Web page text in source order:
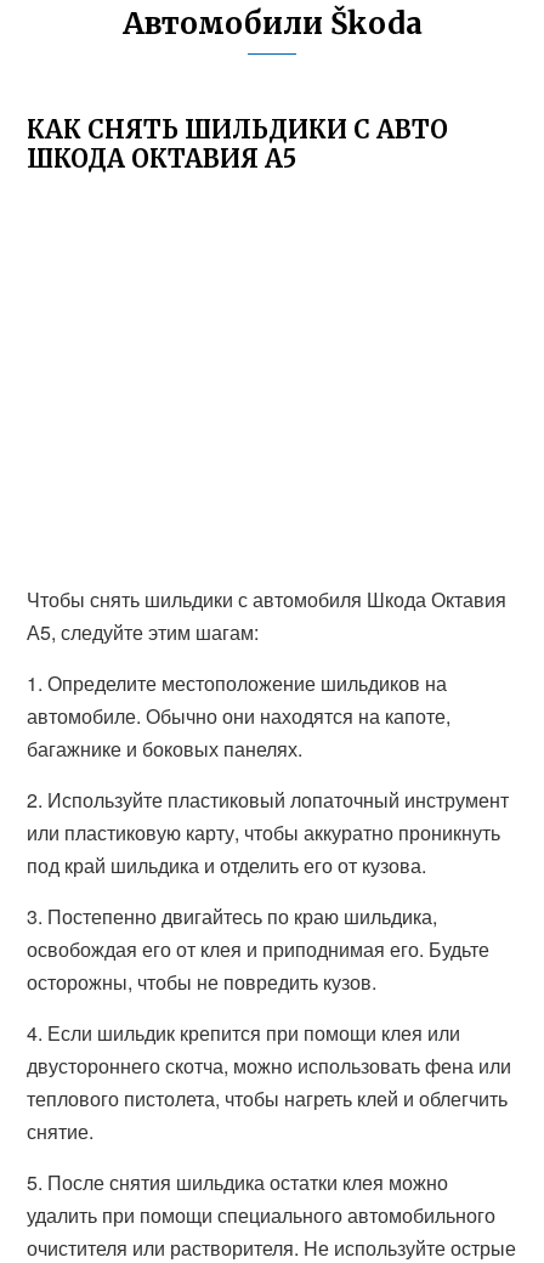
Автомобили Škoda
КАК СНЯТЬ ШИЛЬДИКИ С АВТО
ШКОДА ОКТАВИЯ А5
Чтобы снять шильдики с автомобиля Шкода Октавия
А5, следуйте этим шагам:
1. Определите местоположение шильдиков на
автомобиле. Обычно они находятся на капоте,
багажнике и боковых панелях.
2. Используйте пластиковый лопаточный инструмент
или пластиковую карту, чтобы аккуратно проникнуть
под край шильдика и отделить его от кузова.
3. Постепенно двигайтесь по краю шильдика,
освобождая его от клея и приподнимая его. Будьте
осторожны, чтобы не повредить кузов.
4. Если шильдик крепится при помощи клея или
двустороннего скотча, можно использовать фена или
теплового пистолета, чтобы нагреть клей и облегчить
снятие.
5. После снятия шильдика остатки клея можно
удалить при помощи специального автомобильного
очистителя или растворителя. Не используйте острые